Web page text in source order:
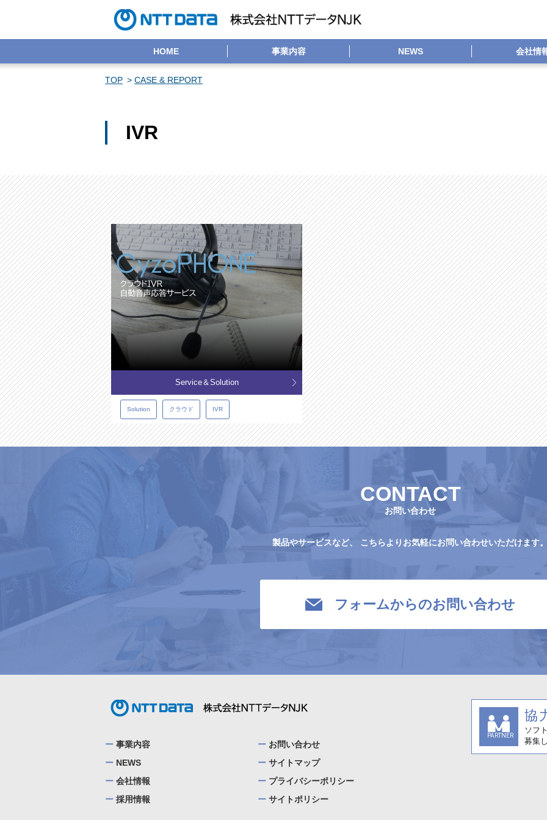
HOME 事業内容 NEWS 会社情
TOP CASE & REPORT
IVR
Service＆Solution
Solution クラウド IVR
CONTACT
お問い合わせ
製品やサービスなど、 こちらよりお気軽にお問い合わせいただけます
フォームからのお問い合わせ
事業内容
NEWS
会社情報
採用情報
お問い合わせ
サイトマップ
プライバシーポリシー
サイトポリシー